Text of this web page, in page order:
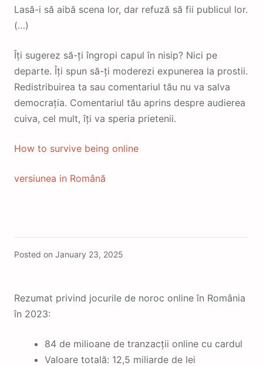
Lasă-i să aibă scena lor, dar refuză să fii publicul lor.
(…)
Îți sugerez să-ți îngropi capul în nisip? Nici pe
departe. Îți spun să-ți moderezi expunerea la prostii.
Redistribuirea ta sau comentariul tău nu va salva
democrația. Comentariul tău aprins despre audierea
cuiva, cel mult, îți va speria prietenii.
How to survive being online
versiunea in Română
Posted on January 23, 2025
Rezumat privind jocurile de noroc online în România
în 2023:
84 de milioane de tranzacții online cu cardul
Valoare totală: 12,5 miliarde de lei